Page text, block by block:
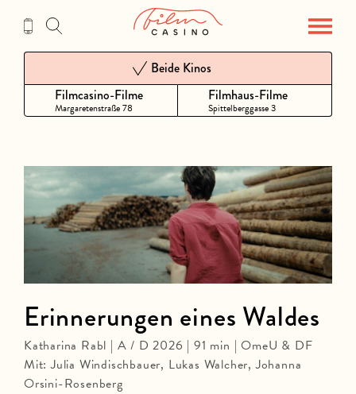
Inhalt
Filmcasino-Filme
Margaretenstraße 78
Beide Kinos
Filmhaus-Filme
Spittelberggasse 3
Erinnerungen eines Waldes
Katharina Rabl | A / D 2026 | 91 min | OmeU & DF
Mit: Julia Windischbauer, Lukas Walcher, Johanna
Orsini-Rosenberg